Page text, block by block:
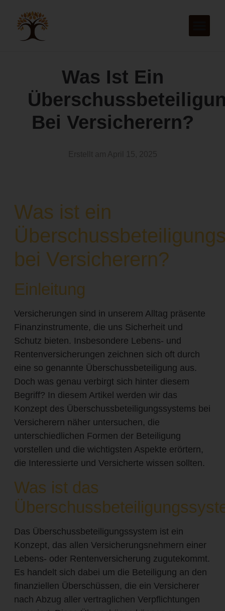
Was Ist Ein
Bei Versicherern?
Was ist ein
bei Versicherern?
Einleitung
Versicherungen sind in unserem Alltag präsente
Finanzinstrumente, die uns Sicherheit und
Schutz bieten. Insbesondere Lebens- und
Rentenversicherungen zeichnen sich oft durch
eine so genannte Überschussbeteiligung aus.
Doch was genau verbirgt sich hinter diesem
Begriff? In diesem Artikel werden wir das
Konzept des Überschussbeteiligungssystems bei
Versicherern näher untersuchen, die
unterschiedlichen Formen der Beteiligung
vorstellen und die wichtigsten Aspekte erörtern,
die Interessierte und Versicherte wissen sollten.
Was ist das
Das Überschussbeteiligungssystem ist ein
Konzept, das allen Versicherungsnehmern einer
Lebens- oder Rentenversicherung zugutekommt.
Es handelt sich dabei um die Beteiligung an den
finanziellen Überschüssen, die ein Versicherer
nach Abzug aller vertraglichen Verpflichtungen